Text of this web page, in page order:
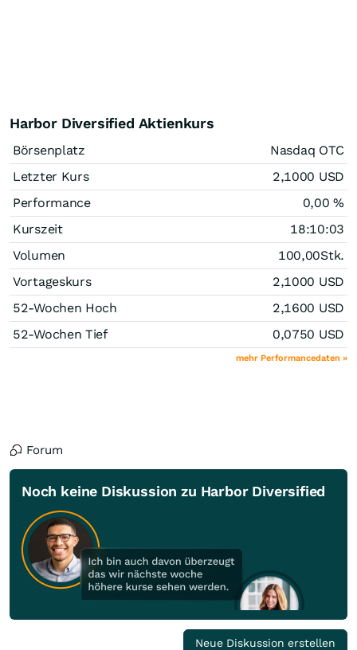
Harbor Diversified Aktienkurs
Börsenplatz
Nasdaq OTC
Letzter Kurs
2,1000 USD
Performance
0,00%
Kurszeit
18:10:03
Volumen
100,00Stk.
Vortageskurs
2,1000 USD
52-Wochen Hoch
2,1600 USD
52-Wochen Tief
0,0750 USD
mehr Performancedaten »
Forum
Noch keine Diskussion zu Harbor Diversified
Neue Diskussion erstellen